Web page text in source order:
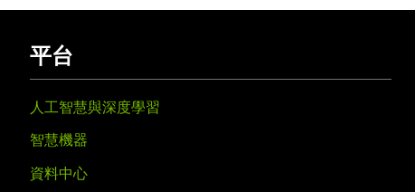
平台
人工智慧與深度學習
智慧機器
資料中心